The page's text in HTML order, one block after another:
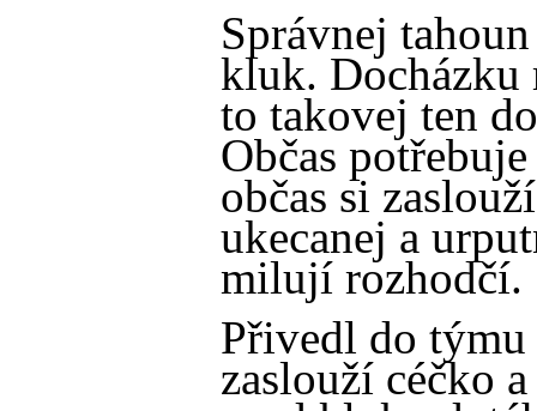
Správnej
kluk. Docházku
to takovej ten
Občas
občas si
ukecanej a
milují rozhodčí.
Přivedl do
zaslouží céčko